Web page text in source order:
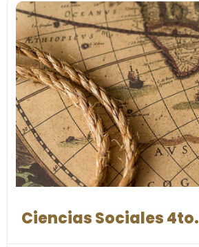
Ciencias Sociales 4to.